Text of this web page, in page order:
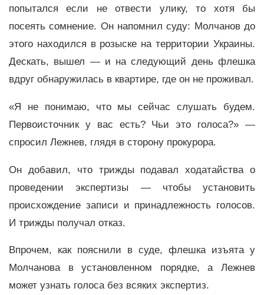
попытался если не отвести улику, то хотя бы
посеять сомнение. Он напомнил суду: Молчанов до
этого находился в розыске на территории Украины.
Дескать, вышел — и на следующий день флешка
вдруг обнаружилась в квартире, где он не проживал.
«Я не понимаю, что мы сейчас слушать будем.
Первоисточник у вас есть? Чьи это голоса?» —
спросил Лежнев, глядя в сторону прокурора.
Он добавил, что трижды подавал ходатайства о
проведении экспертизы — чтобы установить
происхождение записи и принадлежность голосов.
И трижды получал отказ.
Впрочем, как пояснили в суде, флешка изъята у
Молчанова в установленном порядке, а Лежнев
может узнать голоса без всяких экспертиз.